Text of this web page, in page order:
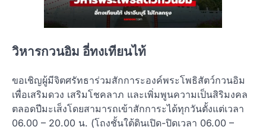
วิหารกวนอิม อี่ทงเทียนไท้
ขอเชิญผู้มีจิตศรัทธาร่วมสักการะองค์พระโพธิสัตว์กวนอิม
เพื่อเสริมดวง เสริมโชคลาภ และเพิ่มพูนความเป็นสิริมงคล
ตลอดปีมะเส็งโดยสามารถเข้าสักการะได้ทุกวันตั้งแต่เวลา
06.00 – 20.00 น. (โถงชั้นใต้ดินเปิด-ปิดเวลา 06.00 –